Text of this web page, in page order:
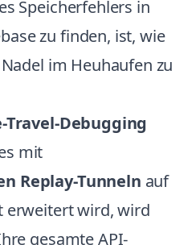
Speicherfehlers in
zu finden, ist, wie
im Heuhaufen zu
Travel-Debugging
mit
Replay-Tunneln auf
erweitert wird, wird
gesamte API-